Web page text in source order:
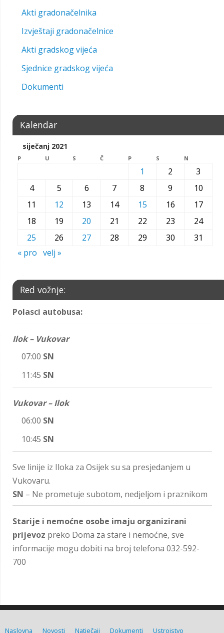
Akti gradonačelnika
Izvještaji gradonačelnice
Akti gradskog vijeća
Sjednice gradskog vijeća
Dokumenti
Kalendar
siječanj 2021
P U S Č P S N
1 2
3
4
5 6 7 8 9
10
11
12 13 14 15 16
17
18
19 20 21 22 23
24
25
26 27 28 29 30
31
« pro velj »
Red vožnje:
Polasci autobusa:
Ilok – Vukovar
07:00 SN
11:45 SN
Vukovar – Ilok
06:00 SN
10:45 SN
Sve linije iz Iloka za Osijek su sa presjedanjem u
Vukovaru.
SN – Ne prometuje subotom, nedjeljom i praznikom
Starije i nemoćne osobe imaju organizirani
prijevoz preko Doma za stare i nemoćne, sve
informacije mogu dobiti na broj telefona 032-592-
700
Naslovna Novosti Natječaji Dokumenti Ustrojstvo